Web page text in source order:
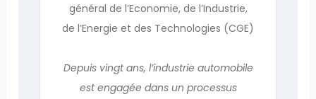
général de l’Economie, de l’Industrie,
de l’Energie et des Technologies (CGE)
Depuis vingt ans, l’industrie automobile
est engagée dans un processus